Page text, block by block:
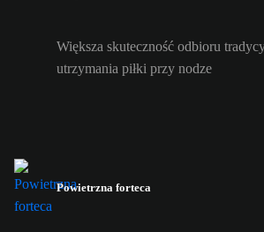
Większa skuteczność odbioru
utrzymania piłki przy nodze
Powietrzna forteca